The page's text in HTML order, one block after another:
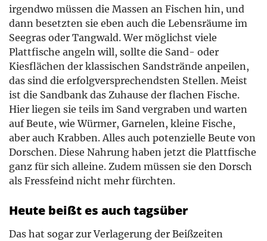
irgendwo müssen die Massen an Fischen hin, und
dann besetzten sie eben auch die Lebensräume im
Seegras oder Tangwald. Wer möglichst viele
Plattfische angeln will, sollte die Sand- oder
Kiesflächen der klassischen Sandstrände anpeilen,
das sind die erfolgversprechendsten Stellen. Meist
ist die Sandbank das Zuhause der flachen Fische.
Hier liegen sie teils im Sand vergraben und warten
auf Beute, wie Würmer, Garnelen, kleine Fische,
aber auch Krabben. Alles auch potenzielle Beute von
Dorschen. Diese Nahrung haben jetzt die Plattfische
ganz für sich alleine. Zudem müssen sie den Dorsch
als Fressfeind nicht mehr fürchten.
Heute beißt es auch tagsüber
Das hat sogar zur Verlagerung der Beißzeiten